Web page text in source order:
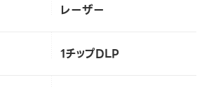
レーザー
1チップDLP